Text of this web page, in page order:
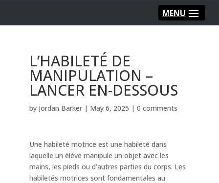
L’HABILETÉ DE
MANIPULATION –
LANCER EN-DESSOUS
by Jordan Barker| May 6, 2025 | 0 comments
Une habileté motrice est une habileté dans
laquelle un élève manipule un objet avec les
mains, les pieds ou d’autres parties du corps. Les
habiletés motrices sont fondamentales au